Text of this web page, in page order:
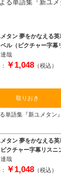
る単語集『新ユ
タン 夢をかなえる
ル（ピクチャー字幕
哉
￥1,048 （税込）
取りおき
単語集『新ユメタン
タン 夢をかなえる
クチャー字幕リスニ
哉
￥1,048 （税込）